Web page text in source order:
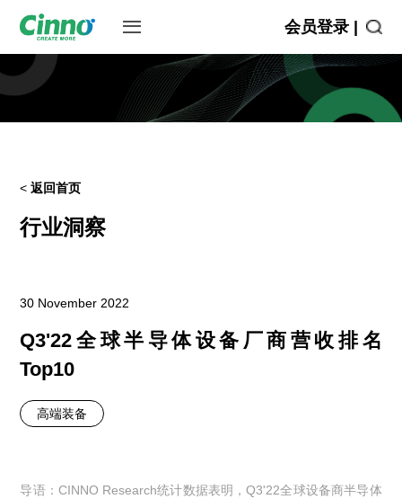
会员登录 |
<返回首页
行业洞察
30 November 2022
Q3'22全球半导体设备厂商营收排名
Top10
高端装备
导语：CINNO Research统计数据表明，Q3'22全球设备商半导体